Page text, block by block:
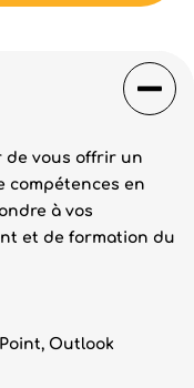
de vous offrir un
compétences en
à vos
et de formation du
Outlook